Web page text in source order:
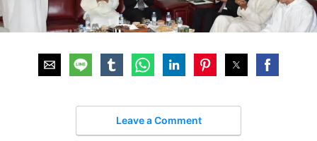
Leave a Comment